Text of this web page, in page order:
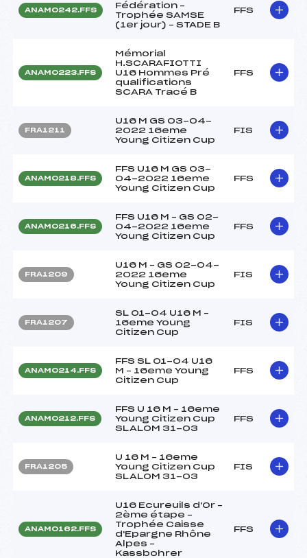
ANAM0242.FFS
Fédération –
Trophée SAMSE
(1er jour) – STADE B
FFS
ANAM0223.FFS
Mémorial
H.SCARAFIOTTI
U16 Hommes Pré
qualifications
SCARA Tracé B
FFS
FRA1211
U16 M GS 03-04-
2022 16eme
Young Citizen Cup
FIS
ANAM0218.FFS
FFS U16 M GS 03-
04-2022 16eme
Young Citizen Cup
FFS
ANAM0216.FFS
FFS U16 M – GS 02-
04-2022 16eme
Young Citizen Cup
FFS
FRA1209
U16 M – GS 02-04-
2022 16eme
Young Citizen Cup
FIS
FRA1207
SL 01-04 U16 M –
16eme Young
Citizen Cup
FIS
ANAM0214.FFS
FFS SL 01-04 U16
M – 16eme Young
Citizen Cup
FFS
ANAM0212.FFS
FFS U 16 M – 16eme
Young Citizen Cup
SLALOM 31-03
FFS
FRA1205
U 16 M – 16eme
Young Citizen Cup
SLALOM 31-03
FIS
ANAM0162.FFS
U16 Ecureuils d'Or –
2ème étape –
Trophée Caisse
d'Epargne Rhône
Alpes –
Kassbohrer
FFS